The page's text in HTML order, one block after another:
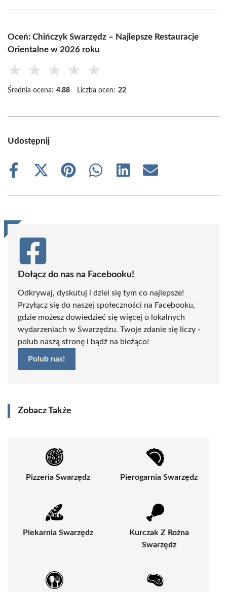
Oceń: Chińczyk Swarzędz – Najlepsze Restauracje
Orientalne w 2026 roku
★ ★ ★ ★ ★
Średnia ocena: 4.88 Liczba ocen: 22
Udostępnij
Share
Share
(Twitter)
Share
Share
Share
Share
Dołącz do nas na Facebooku!
Odkrywaj, dyskutuj i dziel się tym co najlepsze!
Przyłącz się do naszej społeczności na Facebooku,
gdzie możesz dowiedzieć się więcej o lokalnych
wydarzeniach w Swarzędzu. Twoje zdanie się liczy -
polub naszą stronę i bądź na bieżąco!
Polub nas!
Zobacz Także
Pizzeria Swarzędz Pierogarnia Swarzędz
Piekarnia Swarzędz
Kurczak Z Rożna
Swarzędz